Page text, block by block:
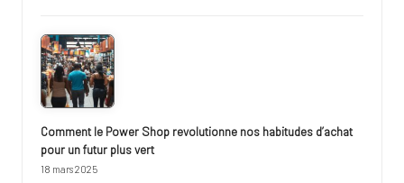
Comment le Power Shop revolutionne nos habitudes d’achat
pour un futur plus vert
18 mars 2025